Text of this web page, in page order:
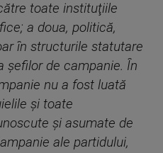
toate instituţiile
a doua, politică,
în structurile statutare
şefilor de campanie. În
nu a fost luată
şi toate
şi asumate de
ale partidului,